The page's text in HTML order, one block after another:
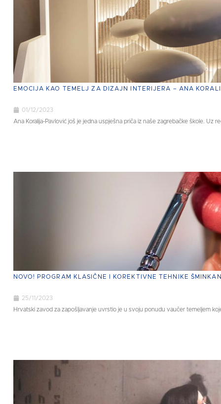
EMOCIJA KAO TEMELJ ZA DIZAJN INTERIJERA – ANA
01/12/2023
Ana Koralija-Pavlović još je jedna uspješna priča iz naše zagrebačke škole. Uz
NOVO! PROGRAM KLASIČNE I KOREKTIVNE TEHNIKE
25/11/2023
Hrvatski zavod za zapošljavanje uvrstio je u svoju ponudu vaučer temeljem